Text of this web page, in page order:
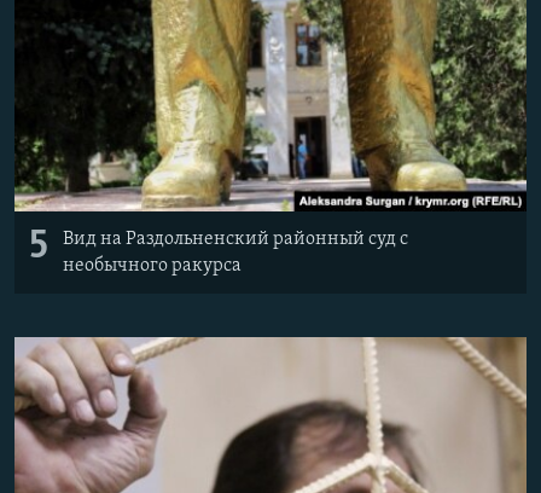
5
Вид на Раздольненский районный суд с
необычного ракурса